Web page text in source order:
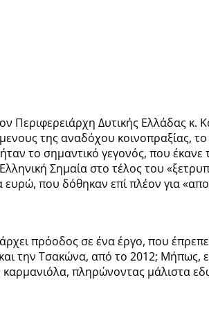
Περιφερειάρχη Δυτικής Ελλάδας
της αναδόχου κοινοπραξίας,
το σημαντικό γεγονός, που έκανε
Σημαία στο τέλος του
που δόθηκαν επί πλέον για
πρόοδος σε ένα έργο, που
την Τσακώνα, από το 2012;
πληρώνοντας μάλιστα εδώ